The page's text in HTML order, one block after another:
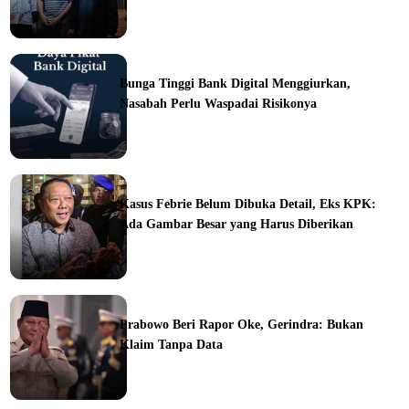
Bunga Tinggi Bank Digital Menggiurkan,
Nasabah Perlu Waspadai Risikonya
Kasus Febrie Belum Dibuka Detail, Eks KPK:
Ada Gambar Besar yang Harus Diberikan
Prabowo Beri Rapor Oke, Gerindra: Bukan
Klaim Tanpa Data